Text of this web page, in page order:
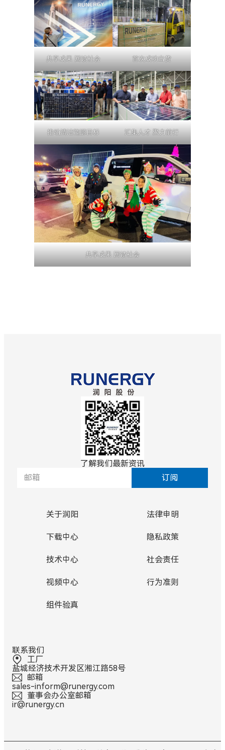
共享成果 回馈社会 首次成功出货
推动清洁能源目标 汇集人才 聚力前行
共享成果 回馈社会
了解我们最新资讯
订阅
关于润阳
下载中心
技术中心
视频中心
组件验真
法律申明
隐私政策
社会责任
行为准则
联系我们
工厂
盐城经济技术开发区湘江路58号
邮箱
sales-inform@runergy.com
董事会办公室邮箱
ir@runergy.cn